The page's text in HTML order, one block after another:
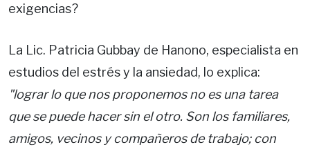
exigencias?
La Lic. Patricia Gubbay de Hanono, especialista en
estudios del estrés y la ansiedad, lo explica:
"lograr lo que nos proponemos no es una tarea
que se puede hacer sin el otro. Son los familiares,
amigos, vecinos y compañeros de trabajo; con